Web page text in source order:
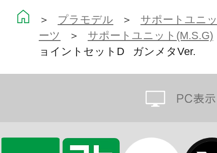
＞ プラモデル ＞ サポートユニ
ーツ
＞ サポートユニット(M.S.G)
ョイントセットD ガンメタVer.